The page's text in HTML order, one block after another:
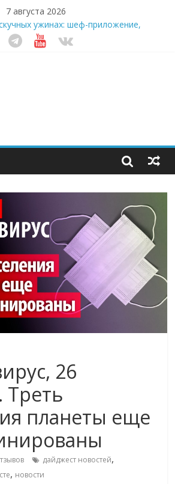
7 августа 2026
ужинах: шеф-приложение,
вашу еду насквозь
как бизнес на полётах дронов и
почему кокосовая вода с
становится главным трендом
26
Треть
планеты еще
дайджест новостей,
, новости